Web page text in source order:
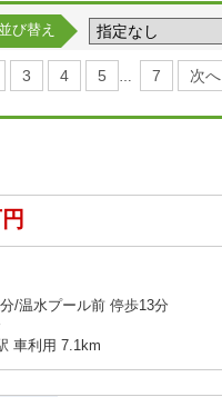
び替え
3 4 5 … 7 次へ
/温水プール前 停歩13分
車利用 7.1km